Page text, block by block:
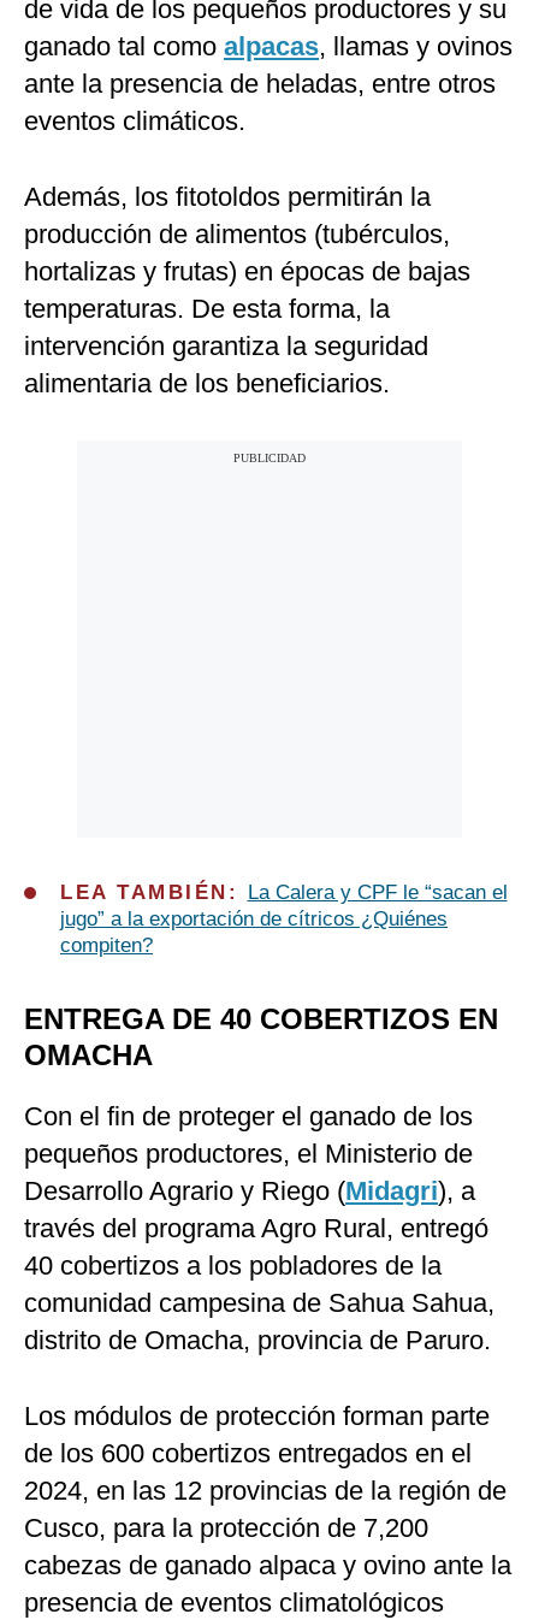
de vida de los pequeños productores y su
ganado tal como alpacas, llamas y ovinos
ante la presencia de heladas, entre otros
eventos climáticos.
Además, los fitotoldos permitirán la
producción de alimentos (tubérculos,
hortalizas y frutas) en épocas de bajas
temperaturas. De esta forma, la
intervención garantiza la seguridad
alimentaria de los beneficiarios.
LEA TAMBIÉN:
La Calera y CPF le “sacan el
jugo” a la exportación de cítricos ¿Quiénes
compiten?
ENTREGA DE 40 COBERTIZOS EN
OMACHA
Con el fin de proteger el ganado de los
pequeños productores, el Ministerio de
Desarrollo Agrario y Riego (Midagri), a
través del programa Agro Rural, entregó
40 cobertizos a los pobladores de la
comunidad campesina de Sahua Sahua,
distrito de Omacha, provincia de Paruro.
Los módulos de protección forman parte
de los 600 cobertizos entregados en el
2024, en las 12 provincias de la región de
Cusco, para la protección de 7,200
cabezas de ganado alpaca y ovino ante la
presencia de eventos climatológicos